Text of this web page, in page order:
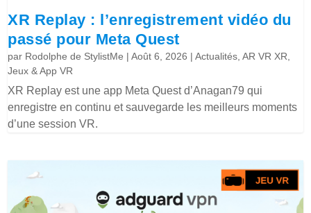
XR Replay : l’enregistrement vidéo du
passé pour Meta Quest
par Rodolphe de StylistMe |Août 6, 2026 |Actualités,AR VR XR,
Jeux & App VR
XR Replay est une app Meta Quest d’Anagan79 qui
enregistre en continu et sauvegarde les meilleurs moments
d’une session VR.